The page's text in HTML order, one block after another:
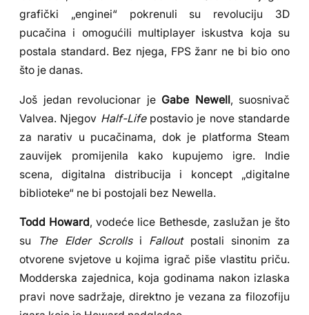
grafički „enginei“ pokrenuli su revoluciju 3D
pucačina i omogućili multiplayer iskustva koja su
postala standard. Bez njega, FPS žanr ne bi bio ono
što je danas.
Još jedan revolucionar je Gabe Newell, suosnivač
Valvea. Njegov Half-Lifepostavio je nove standarde
za narativ u pucačinama, dok je platforma Steam
zauvijek promijenila kako kupujemo igre. Indie
scena, digitalna distribucija i koncept „digitalne
biblioteke“ ne bi postojali bez Newella.
Todd Howard, vodeće lice Bethesde, zaslužan je što
su
The Elder Scrollsi Falloutpostali sinonim za
otvorene svjetove u kojima igrač piše vlastitu priču.
Modderska zajednica, koja godinama nakon izlaska
pravi nove sadržaje, direktno je vezana za filozofiju